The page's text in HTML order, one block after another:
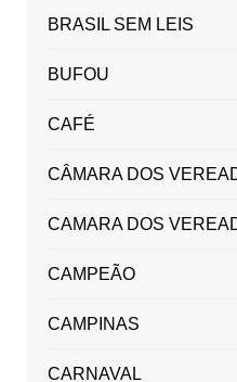
BRASIL SEM LEIS
BUFOU
CAFÉ
CÂMARA DOS
CAMARA DOS
CAMPEÃO
CAMPINAS
CARNAVAL